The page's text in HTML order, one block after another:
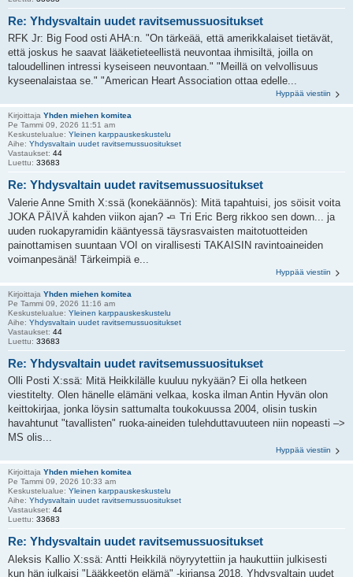
Re: Yhdysvaltain uudet ravitsemussuositukset
RFK Jr: Big Food osti AHA:n. "On tärkeää, että amerikkalaiset tietävät,
että joskus he saavat lääketieteellistä neuvontaa ihmisiltä, ​​joilla on
taloudellinen intressi kyseiseen neuvontaan." "Meillä on velvollisuus
kyseenalaistaa se." "American Heart Association ottaa edelle...
Hyppää viestiin
Kirjoittaja Yhden miehen komitea
Pe Tammi 09, 2026 11:51 am
Keskustelualue: Yleinen karppauskeskustelu
Aihe: Yhdysvaltain uudet ravitsemussuositukset
Vastaukset: 44
Luettu: 33683
Re: Yhdysvaltain uudet ravitsemussuositukset
Valerie Anne Smith X:ssä (konekäännös): Mitä tapahtuisi, jos söisit voita
JOKA PÄIVÄ kahden viikon ajan? 🧈 Tri Eric Berg rikkoo sen down... ja
uuden ruokapyramidin kääntyessä täysrasvaisten maitotuotteiden
painottamisen suuntaan VOI on virallisesti TAKAISIN ravintoaineiden
voimanpesänä! Tärkeimpiä e...
Hyppää viestiin
Kirjoittaja Yhden miehen komitea
Pe Tammi 09, 2026 11:16 am
Keskustelualue: Yleinen karppauskeskustelu
Aihe: Yhdysvaltain uudet ravitsemussuositukset
Vastaukset: 44
Luettu: 33683
Re: Yhdysvaltain uudet ravitsemussuositukset
Olli Posti X:ssä: Mitä Heikkilälle kuuluu nykyään? Ei olla hetkeen
viestitelty. Olen hänelle elämäni velkaa, koska ilman Antin Hyvän olon
keittokirjaa, jonka löysin sattumalta toukokuussa 2004, olisin tuskin
havahtunut "tavallisten" ruoka-aineiden tulehduttavuuteen niin nopeasti –>
MS olis...
Hyppää viestiin
Kirjoittaja Yhden miehen komitea
Pe Tammi 09, 2026 10:33 am
Keskustelualue: Yleinen karppauskeskustelu
Aihe: Yhdysvaltain uudet ravitsemussuositukset
Vastaukset: 44
Luettu: 33683
Re: Yhdysvaltain uudet ravitsemussuositukset
Aleksis Kallio X:ssä: Antti Heikkilä nöyryytettiin ja haukuttiin julkisesti
kun hän julkaisi "Lääkkeetön elämä" -kirjansa 2018. Yhdysvaltain uudet